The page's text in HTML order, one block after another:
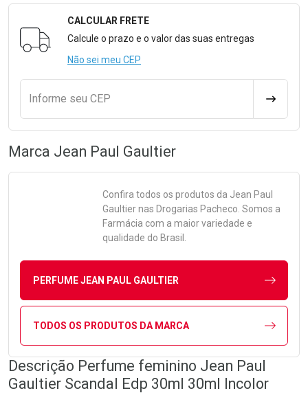
Formulário para Calcular o Frete
CALCULAR FRETE
Calcule o prazo e o valor das suas entregas
Não sei meu CEP
Informe seu CEP
Marca Jean Paul Gaultier
Confira todos os produtos da Jean Paul
Gaultiernas Drogarias Pacheco. Somos a
Farmácia com a maior variedade e
qualidade do Brasil.
PERFUME JEAN PAUL GAULTIER
TODOS OS PRODUTOS DA MARCA
Descrição Perfume feminino Jean Paul
Gaultier Scandal Edp 30ml 30ml Incolor